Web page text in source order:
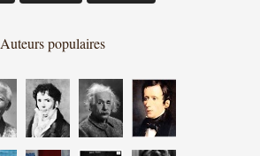
Auteurs populaires